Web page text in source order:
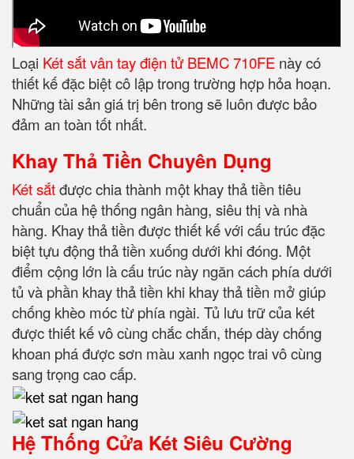
Loại Két sắt vân tay điện tử BEMC 710FE này có
thiết kế đặc biệt cô lập trong trường hợp hỏa hoạn.
Những tài sản giá trị bên trong sẽ luôn được bảo
đảm an toàn tốt nhất.
Khay Thả Tiền Chuyên Dụng
Két sắtđược chia thành một khay thả tiền tiêu
chuẩn của hệ thống ngân hàng, siêu thị và nhà
hàng. Khay thả tiền được thiết kế với cấu trúc đặc
biệt tựu động thả tiền xuống dưới khi đóng. Một
điểm cộng lớn là cấu trúc này ngăn cách phía dưới
tủ và phần khay thả tiền khi khay thả tiền mở giúp
chống khèo móc từ phía ngài. Tủ lưu trữ của két
được thiết kế vô cùng chắc chắn, thép dày chống
khoan phá được sơn màu xanh ngọc trai vô cùng
sang trọng cao cấp.
Hệ Thống Cửa Két Siêu Cường